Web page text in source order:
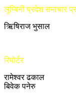
लुम्बिनी प्रदेश समाचार
ऋिषिराज भुसाल
रिपोर्टर
रामेश्वर ढकाल
बिवेक पनेरु